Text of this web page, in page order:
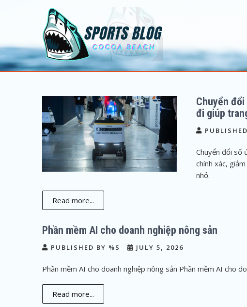
Sports Blog
Cocoa Beach
Chuyển
đi giúp
Chuyển đổi số
chính xác,
nhỏ.
Read more...
Phần mềm AI cho doanh nghiệp nông sản
PUBLISHED BY %S JULY 5, 2026
Phần mềm AI cho doanh nghiệp nông sản Phần mềm AI cho
Read more...